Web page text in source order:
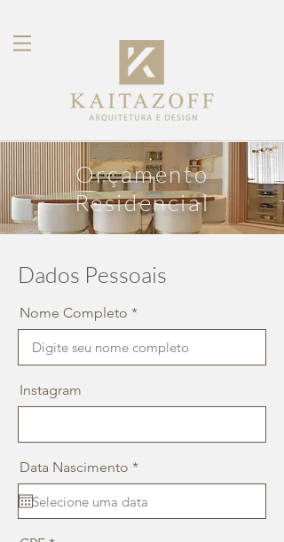
Orçamento
Residencial
Dados Pessoais
Nome Completo
Instagram
Data Nascimento *r
e
q
u
i